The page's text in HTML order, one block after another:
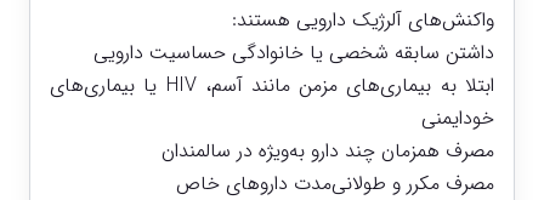
واکنش‌های آلرژیک دارویی هستند:
داشتن سابقه شخصی یا خانوادگی حساسیت دارویی
ابتلا به بیماری‌های مزمن مانند آسم، HIV یا بیماری‌های
خودایمنی
مصرف همزمان چند دارو به‌ویژه در سالمندان
مصرف مکرر و طولانی‌مدت داروهای خاص